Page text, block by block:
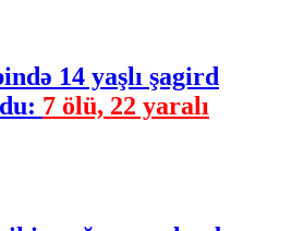
14 yaşlı şagird
7 ölü, 22 yaralı